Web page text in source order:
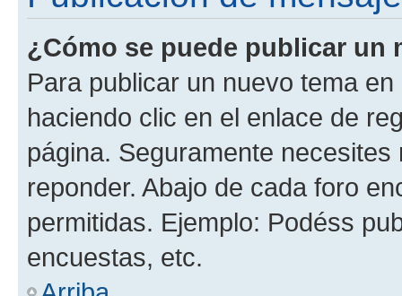
¿Cómo se puede publicar un
Para publicar un nuevo tema
haciendo clic en el enlace de
página. Seguramente
reponder. Abajo de cada foro
permitidas. Ejemplo: Podéss
encuestas, etc.